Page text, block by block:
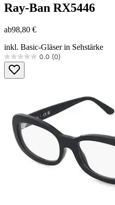
Ray-Ban RX5446
ab98,80 €
inkl. Basic-Gläser in Sehstärke
0.0 (0)
0.0
von
5